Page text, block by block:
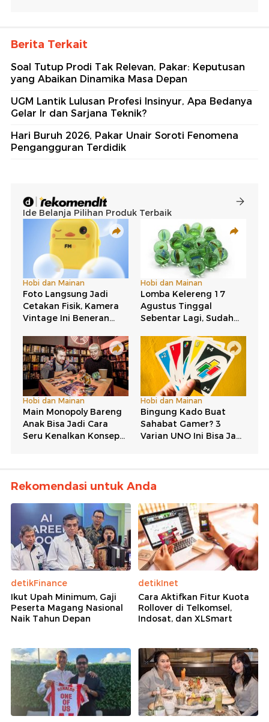
Berita Terkait
Soal Tutup Prodi Tak Relevan, Pakar: Keputusan
yang Abaikan Dinamika Masa Depan
UGM Lantik Lulusan Profesi Insinyur, Apa Bedanya
Gelar Ir dan Sarjana Teknik?
Hari Buruh 2026, Pakar Unair Soroti Fenomena
Pengangguran Terdidik
Rekomendasi untuk Anda
detikFinance
Ikut Upah Minimum, Gaji
Peserta Magang Nasional
Naik Tahun Depan
detikInet
Cara Aktifkan Fitur Kuota
Rollover di Telkomsel,
Indosat, dan XLSmart